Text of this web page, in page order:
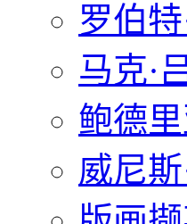
罗伯特
马克·
鲍德
威尼